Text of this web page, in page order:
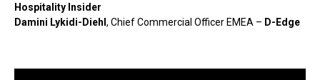
Hospitality Insider
Damini Lykidi-Diehl, Chief Commercial Officer EMEA – D-Edge